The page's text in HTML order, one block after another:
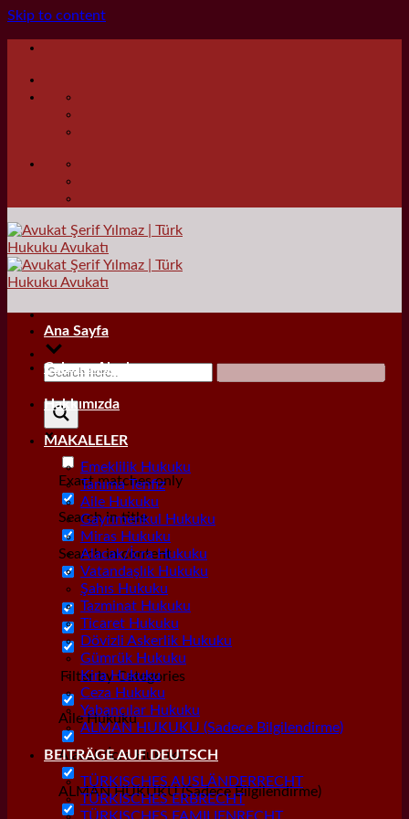
Skip to content
Exact matches only
Search in title
Search in content
Filter by Categories
Aile Hukuku
Alacak/İcra Hukuku
ALMAN HUKUKU (Sadece Bilgilendirme)
Ana Sayfa
Çalışma Alanları
Hakkımızda
MAKALELER
Emeklilik Hukuku
Tanıma Tenfiz
Aile Hukuku
Gayrımenkul Hukuku
Miras Hukuku
Alacak/İcra Hukuku
Vatandaşlık Hukuku
Şahıs Hukuku
Tazminat Hukuku
Ticaret Hukuku
Dövizli Askerlik Hukuku
Gümrük Hukuku
Kira Hukuku
Ceza Hukuku
Yabancılar Hukuku
ALMAN HUKUKU (Sadece Bilgilendirme)
BEITRÄGE AUF DEUTSCH
TÜRKISCHES AUSLÄNDERRECHT
TÜRKISCHES ERBRECHT